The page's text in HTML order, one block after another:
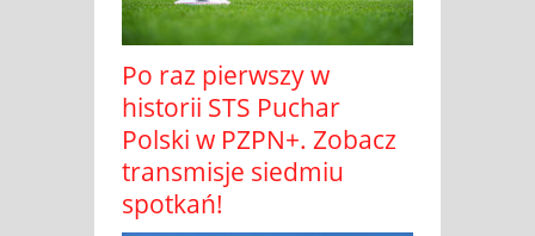
Po raz pierwszy w
historii STS Puchar
Polski w PZPN+. Zobacz
transmisje siedmiu
spotkań!